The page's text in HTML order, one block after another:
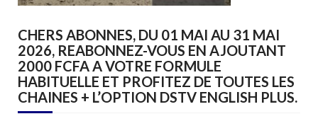
CHERS ABONNES, DU 01 MAI AU 31 MAI
2026, REABONNEZ-VOUS EN AJOUTANT
2000 FCFA A VOTRE FORMULE
HABITUELLE ET PROFITEZ DE TOUTES LES
CHAINES + L’OPTION DSTV ENGLISH PLUS.